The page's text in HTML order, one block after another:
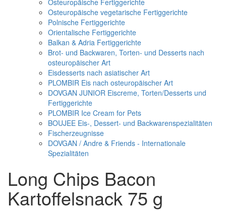
Osteuropäische Fertiggerichte
Osteuropäische vegetarische Fertiggerichte
Polnische Fertiggerichte
Orientalische Fertiggerichte
Balkan & Adria Fertiggerichte
Brot- und Backwaren, Torten- und Desserts nach
osteuropäischer Art
Eisdesserts nach asiatischer Art
PLOMBIR Eis nach osteuropäischer Art
DOVGAN JUNIOR Eiscreme, Torten/Desserts und
Fertiggerichte
PLOMBIR Ice Cream for Pets
BOUJEE Eis-, Dessert- und Backwarenspezialitäten
Fischerzeugnisse
DOVGAN / Andre & Friends - Internationale
Spezialitäten
Long Chips Bacon
Kartoffelsnack 75 g